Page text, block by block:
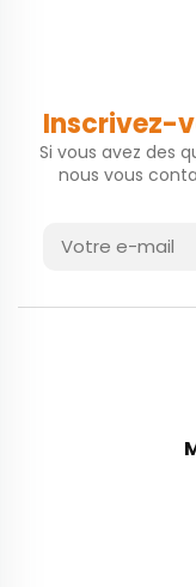
Inscrivez-
Si vous avez des
nous vous